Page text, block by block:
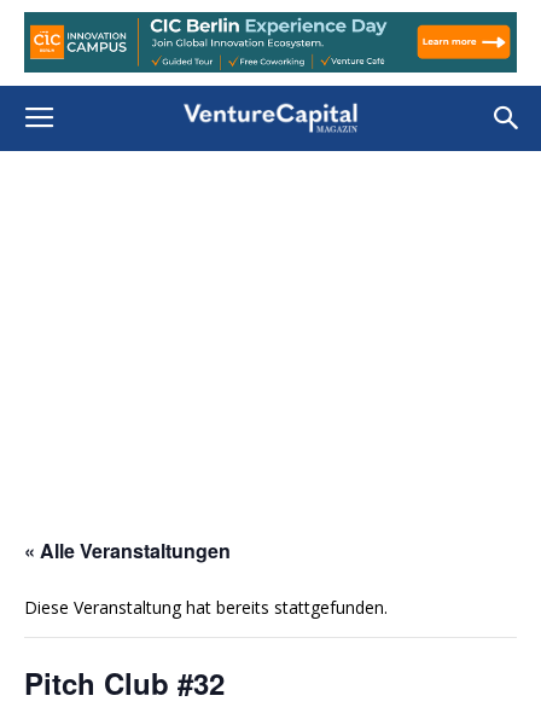
« Alle Veranstaltungen
Diese Veranstaltung hat bereits stattgefunden.
Pitch Club #32